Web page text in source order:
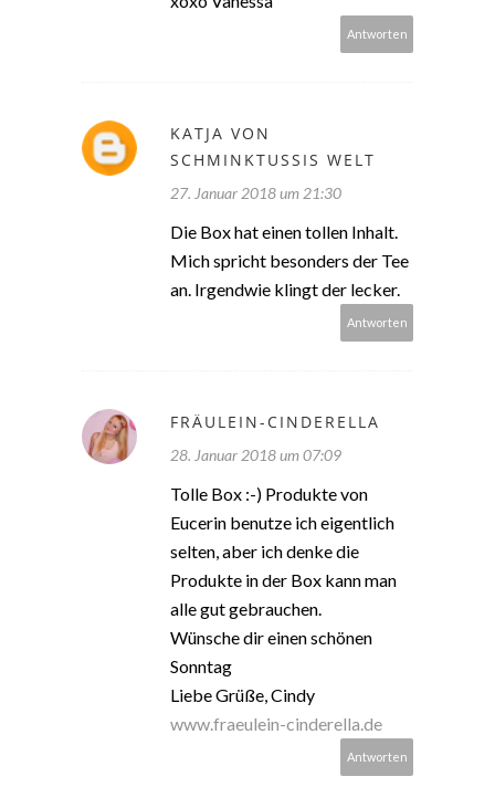
Antworten
KATJA VON
SCHMINKTUSSIS WELT
27. Januar 2018 um 21:30
Die Box hat einen tollen Inhalt.
Mich spricht besonders der Tee
an. Irgendwie klingt der lecker.
Antworten
FRÄULEIN-CINDERELLA
28. Januar 2018 um 07:09
Tolle Box :-) Produkte von
Eucerin benutze ich eigentlich
selten, aber ich denke die
Produkte in der Box kann man
alle gut gebrauchen.
Wünsche dir einen schönen
Sonntag
Liebe Grüße, Cindy
www.fraeulein-cinderella.de
Antworten